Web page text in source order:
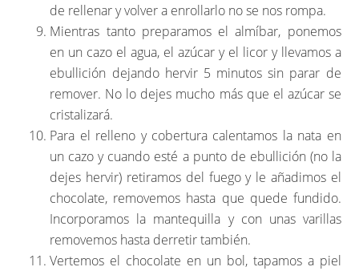
de rellenar y volver a enrollarlo no se nos rompa.
Mientras tanto preparamos el almíbar, ponemos
en un cazo el agua, el azúcar y el licor y llevamos a
ebullición dejando hervir 5 minutos sin parar de
remover. No lo dejes mucho más que el azúcar se
cristalizará.
Para el relleno y cobertura calentamos la nata en
un cazo y cuando esté a punto de ebullición (no la
dejes hervir) retiramos del fuego y le añadimos el
chocolate, removemos hasta que quede fundido.
Incorporamos la mantequilla y con unas varillas
removemos hasta derretir también.
Vertemos el chocolate en un bol, tapamos a piel